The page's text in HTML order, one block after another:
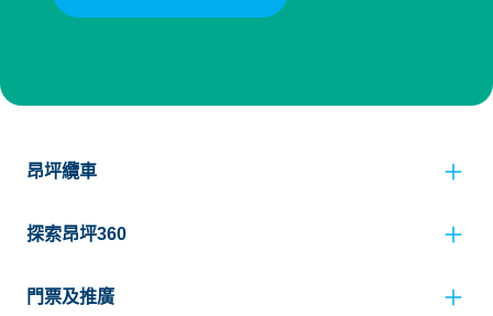
昂坪纜車
探索昂坪360
門票及推廣